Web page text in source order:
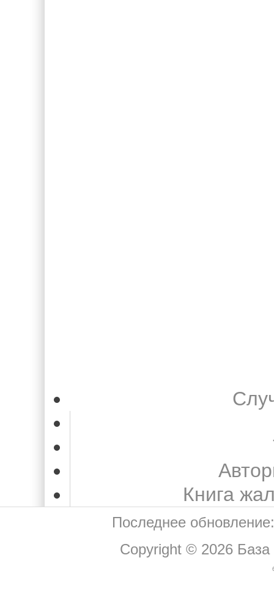
Книга
Последнее
Copyright © 2026 База